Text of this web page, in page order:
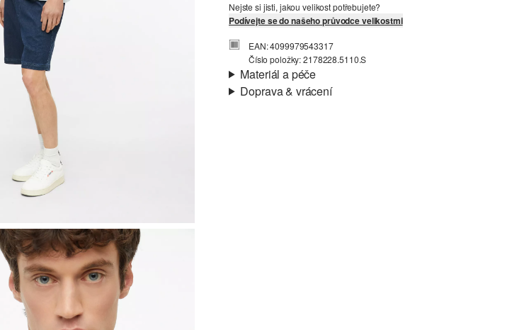
Nejste si jisti, jakou velikost potřebujete?
Podívejte se do našeho průvodce velikostmi
EAN: 4099979543317
Číslo položky: 2178228.5110.S
Materiál a péče
Doprava & vrácení